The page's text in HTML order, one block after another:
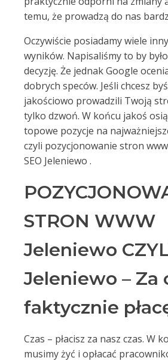
temu, że prowadzą do nas
Oczywiście posiadamy wiele
wyników. Napisaliśmy to by
decyzję. Że jednak Google
dobrych speców. Jeśli chcesz
jakościowo prowadzili Twoją
tylko dzwoń. W końcu jakoś
topowe pozycje na
czyli pozycjonowanie stron
SEO Jeleniewo .
STRON WWW
Jeleniewo
Jeleniewo – Za
faktycznie
Czas – płacisz za nasz czas. W
musimy żyć i opłacać